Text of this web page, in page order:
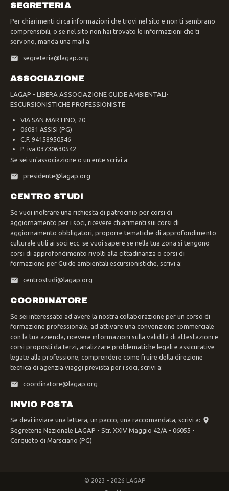
SEGRETERIA
Per chiarimenti circa informazioni che trovi nel sito e non ti sembrano
comprensibili, o se nel sito non hai trovato le informazioni che ti
servono, manda una mail a:
segreteria@lagap.org
ASSOCIAZIONE
LAGAP - LIBERA ASSOCIAZIONE GUIDE AMBIENTALI-
ESCURSIONISTICHE PROFESSIONISTE
VIA SAN MARTINO, 20
06081 ASSISI (PG)
C.F. 94158950546
P. iva 03730630542
Se sei un'associazione o un ente scrivi a:
presidente@lagap.org
CENTRO STUDI
Se vuoi inoltrare una richiesta di patrocinio per corsi di
aggiornamento per i soci, ricevere chiarimenti sui corsi di
aggiornamento obbligatori, proporre tematiche di approfondimento
culturale utili ai soci ecc. se vuoi sapere se nella tua zona si tengono
corsi di approfondimento rivolti alla cittadinanza o corsi di
formazione per Guide ambientali escursionistiche, scrivi a:
centrostudi@lagap.org
COORDINATORE
Se sei interessato ad avere la nostra collaborazione per un corso di
formazione professionale, ad attivare una convenzione commerciale
con la tua azienda, ricevere informazioni sulla validità di attestazioni e
corsi proposti da terzi, analizzare problematiche legali e assicurative
legate alla professione, comprendere come fruire della direzione
tecnica di agenzia viaggi prevista per i soci, scrivi a:
coordinatore@lagap.org
INVIO POSTA
Se devi inviare una lettera, un pacco, una raccomandata, scrivi a:
Segreteria Nazionale LAGAP - Str. XXIV Maggio 42/A - 06055 -
Cerqueto di Marsciano (PG)
© 2023 - 2026 LAGAP